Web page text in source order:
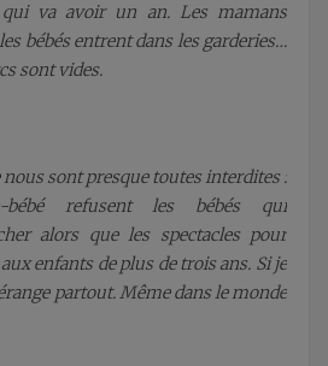
va avoir un an. Les mamans
bébés entrent dans les garderies…
sont vides.
sont presque toutes interdites :
bébé refusent les bébés qui
alors que les spectacles pour
enfants de plus de trois ans. Si je
partout. Même dans le monde